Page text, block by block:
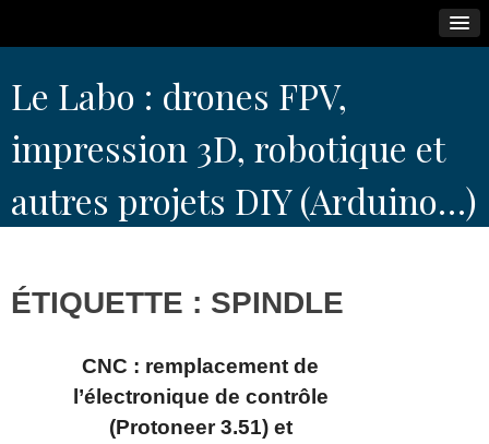
to
content
Le Labo : drones FPV,
impression 3D, robotique et
autres projets DIY (Arduino…)
ÉTIQUETTE : SPINDLE
CNC : remplacement de
l’électronique de contrôle
(Protoneer 3.51) et